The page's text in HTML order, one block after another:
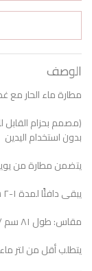
الوصف
مطارة ماء الحار
(مصمم بحزام القابل
بدون استخدام اليدين
يتضمن مطارة من يويو مطاط
يبقى دافئًا لمدة ١-٢ ساعة
مقاس: طول ٨١ سم / عرض ١٣ سم
يتطلب أقل من لتر